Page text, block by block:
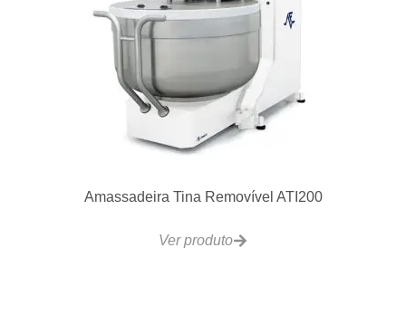
Amassadeira Tina Removível ATI200
Ver produto